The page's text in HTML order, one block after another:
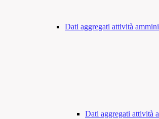
Dati aggregati attività
Dati aggregati attività